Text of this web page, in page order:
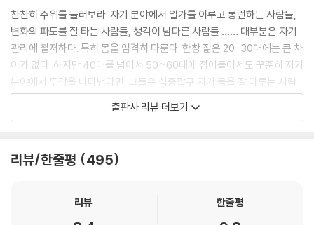
래서 웬만한 일이 아니고는 아예 평일에는 연락할 엄두조차 내지 못한다.
서로가 서로의 일정을 알기 때문이다. 그렇게 높이 올라간 친구들의 공통
점 역시 새벽마다 운동에 일정 시간을 투자한다는 것이다. 운동을 하지 않
고는 절대 버틸 수 없다는 것을 본능적으로 알고 있다.
?“바쁠수록 운동하라”에서 (p.55)
?
이 만들어졌을 수도 있다. 중요한 건 몸무게가 아니라 몸의 구성비다. 말라
폐를 끼친다. 몸을 돌보면 몸도 당신을 돌본다. 하지만 몸을 돌보지 않으면
몸이 반란을 일으킨다.
--- “몸이 당신을 말해준다”에서 (p.27)
다이어트와 관련해서 별의별 장사꾼들이 참 많다. 비만으로 죽는 사람보다
비만을 팔아먹고 사는 사람이 더 많은 세상이다. 그중 사기꾼이 많은데 이
은 시술로 무언가를 해주겠다는 사람들은 틀림없이 사기꾼이다. 단기적으
과 운동을 함께 병행해 가면서 얻은 것이다. 이게 습관으로 굳어질 때 오는
찬찬히 주위를 둘러보라. 자기 분야에서 일가를 이루고 롱런하는 사람들,
변화의 파도를 잘 타는 사람들, 생각이 남다른 사람들 …… 대부분은 자기
관리에 철저하다. 특히 몸을 엄격히 다룬다. 한창 젊은 20-30대에는 큰 차
이가 없다. 하지만 40대를 넘어서 50~60대에 접어들어서도 꾸준히 자기
분야에서 두각을 나타낸다면, 그들은 십중팔구 자기 몸을 잘 다루는 사람
들이다.
‘구원’했노라고 고백한다. 저자는 이 책에서 운동을 시작하며 얻게 된 깨달
야기한다. 특히 스트레스가 많고 머리를 주로 사용하는 사람들은 꼭 운동
출판사 리뷰 더보기
리뷰/한줄평 495
리뷰 한줄평